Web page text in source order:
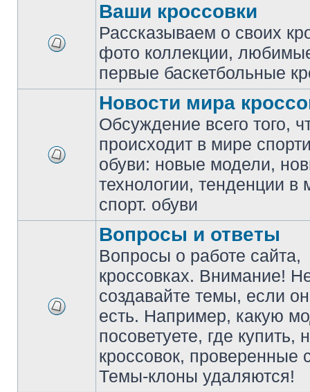
Ваши кроссовки
Рассказываем о своих
фото коллекции,
первые баскетбольные
Новости мира
Обсуждение всего того,
происходит в мире
обуви: новые модели,
технологии, тенденции в
спорт. обуви
Вопросы и ответы
Вопросы о работе сайта,
кроссовках. Внимание!
создавайте темы, если
есть. Например, какую
посоветуете, где купить,
кроссовок, проверенные
Темы-клоны удаляются!